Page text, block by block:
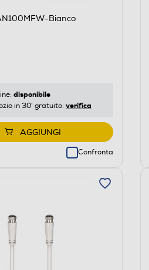
Bianco
disponibile
in 30' gratuito: verifica
AGGIUNGI
Confronta